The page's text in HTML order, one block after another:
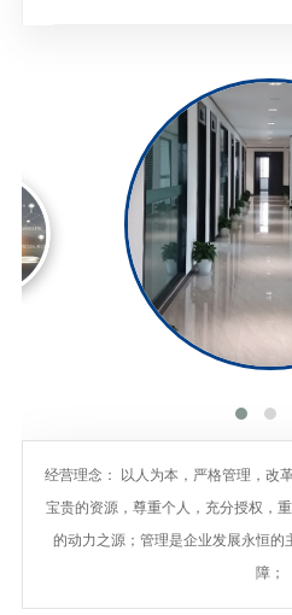
经营理念： 以人为本，严格管理，改
宝贵的资源，尊重个人，充分授权，
的动力之源；管理是企业发展永恒的
障；